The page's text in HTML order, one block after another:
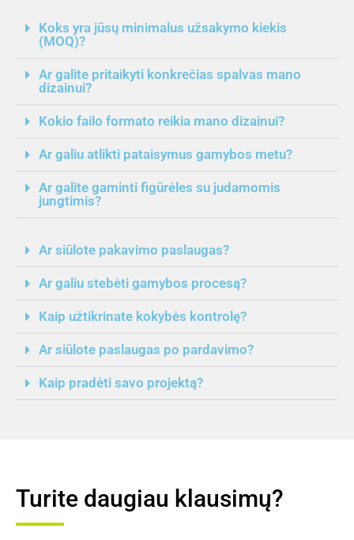
Koks yra jūsų minimalus užsakymo kiekis
(MOQ)?
Ar galite pritaikyti konkrečias spalvas mano
dizainui?
Kokio failo formato reikia mano dizainui?
Ar galiu atlikti pataisymus gamybos metu?
Ar galite gaminti figūrėles su judamomis
jungtimis?
Ar siūlote pakavimo paslaugas?
Ar galiu stebėti gamybos procesą?
Kaip užtikrinate kokybės kontrolę?
Ar siūlote paslaugas po pardavimo?
Kaip pradėti savo projektą?
Turite daugiau klausimų?